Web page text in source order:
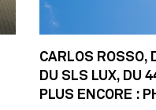
CARLOS ROSSO,
DU SLS LUX, DU
PLUS ENCORE :